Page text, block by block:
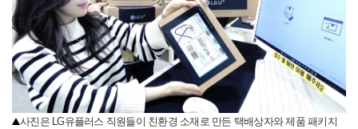
사진은 LG유플러스 직원들이 친환경 소재로 만든 택배상자와 제품 패키지